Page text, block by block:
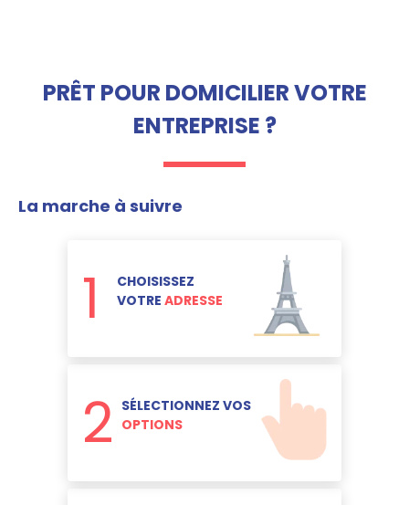
PRÊT POUR DOMICILIER VOTRE
ENTREPRISE ?
La marche à suivre
1
CHOISISSEZ
VOTRE ADRESSE
2 SÉLECTIONNEZ VOS
OPTIONS